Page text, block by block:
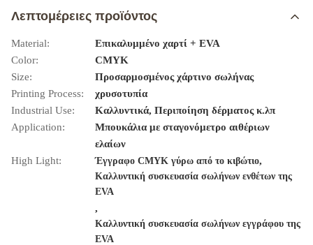
Λεπτομέρειες προϊόντος
Material:
Επικαλυμμένο χαρτί + EVA
Color:
CMYK
Size:
Προσαρμοσμένος χάρτινο σωλήνας
Printing Process:
χρυσοτυπία
Industrial Use:
Καλλυντικά, Περιποίηση δέρματος κ.λπ
Application:
Μπουκάλια με σταγονόμετρο αιθέριων
ελαίων
High Light:
Έγγραφο CMYK γύρω από το κιβώτιο,
Καλλυντική συσκευασία σωλήνων ενθέτων της
EVA
,
Καλλυντική συσκευασία σωλήνων εγγράφου της
EVA